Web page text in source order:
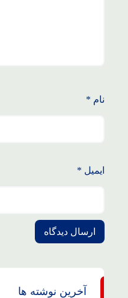
نام *
ایمیل *
آخرین نوشته ها